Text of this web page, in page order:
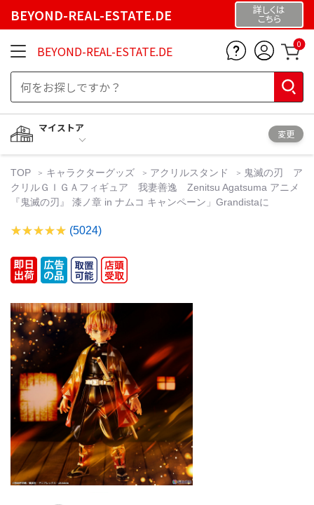
BEYOND-REAL-ESTATE.DE 詳しくは
こちら
BEYOND-REAL-ESTATE.DE 0
マイストア
変更
TOP キャラクターグッズ アクリルスタンド
鬼滅の刃 ア
クリルＧＩＧＡフィギュア 我妻善逸 Zenitsu Agatsuma アニメ
『鬼滅の刃』 漆ノ章 in ナムコ キャンペーン」Grandistaに
(5024)